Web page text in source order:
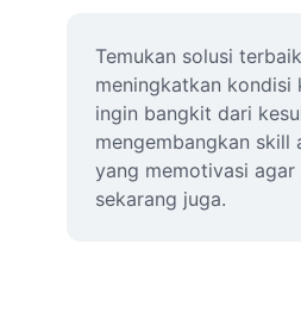
Temukan solusi
meningkatkan kondisi
ingin bangkit dari
mengembangkan skill
yang memotivasi agar
sekarang juga.